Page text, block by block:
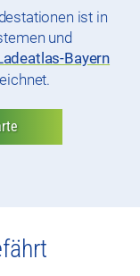
ist in
und
Bayern